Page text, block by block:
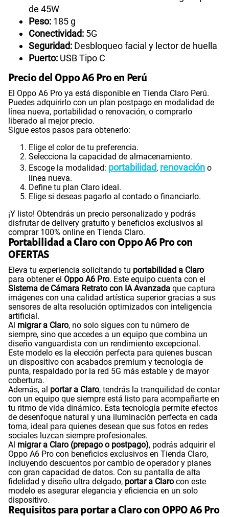
de 45W
Peso: 185 g
Conectividad: 5G
Seguridad: Desbloqueo facial y lector de huella
Puerto: USB Tipo C
Precio del Oppo A6 Pro en Perú
El Oppo A6 Pro ya está disponible en Tienda Claro Perú.
Puedes adquirirlo con un plan postpago en modalidad de
línea nueva, portabilidad o renovación, o comprarlo
liberado al mejor precio.
Sigue estos pasos para obtenerlo:
Elige el color de tu preferencia.
Selecciona la capacidad de almacenamiento.
Escoge la modalidad: portabilidad, renovación o
línea nueva.
Define tu plan Claro ideal.
Elige si deseas pagarlo al contado o financiarlo.
¡Y listo! Obtendrás un precio personalizado y podrás
disfrutar de delivery gratuito y beneficios exclusivos al
comprar 100% online en Tienda Claro.
Portabilidad a Claro con Oppo A6 Pro con
OFERTAS
Eleva tu experiencia solicitando tu portabilidad a Claro
para obtener el Oppo A6 Pro. Este equipo cuenta con el
Sistema de Cámara Retrato con IA Avanzada que captura
imágenes con una calidad artística superior gracias a sus
sensores de alta resolución optimizados con inteligencia
artificial.
Al migrar a Claro, no solo sigues con tu número de
siempre, sino que accedes a un equipo que combina un
diseño vanguardista con un rendimiento excepcional.
Este modelo es la elección perfecta para quienes buscan
un dispositivo con acabados premium y tecnología de
punta, respaldado por la red 5G más estable y de mayor
cobertura.
Además, al portar a Claro, tendrás la tranquilidad de contar
con un equipo que siempre está listo para acompañarte en
tu ritmo de vida dinámico. Esta tecnología permite efectos
de desenfoque natural y una iluminación perfecta en cada
toma, ideal para quienes desean que sus fotos en redes
sociales luzcan siempre profesionales.
Al migrar a Claro (prepago o postpago), podrás adquirir el
Oppo A6 Pro con beneficios exclusivos en Tienda Claro,
incluyendo descuentos por cambio de operador y planes
con gran capacidad de datos. Con su pantalla de alta
fidelidad y diseño ultra delgado, portar a Claro con este
modelo es asegurar elegancia y eficiencia en un solo
dispositivo.
Requisitos para portar a Claro con OPPO A6 Pro